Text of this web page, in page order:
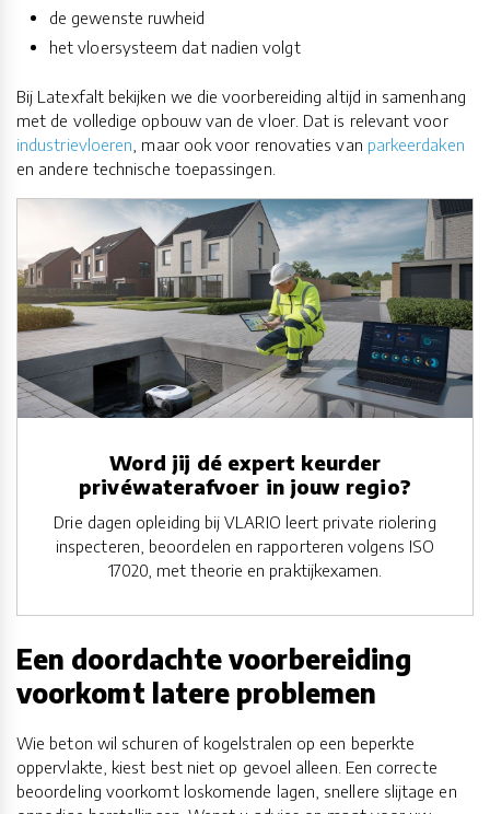
de gewenste ruwheid
het vloersysteem dat nadien volgt
Bij Latexfalt bekijken we die voorbereiding altijd in samenhang
met de volledige opbouw van de vloer. Dat is relevant voor
industrievloeren , maar ook voor renovaties van parkeerdaken
en andere technische toepassingen.
Word jij dé expert keurder
privéwaterafvoer in jouw regio?
Drie dagen opleiding bij VLARIO leert private riolering
inspecteren, beoordelen en rapporteren volgens ISO
17020, met theorie en praktijkexamen.
Een doordachte voorbereiding
voorkomt latere problemen
Wie beton wil schuren of kogelstralen op een beperkte
oppervlakte, kiest best niet op gevoel alleen. Een correcte
beoordeling voorkomt loskomende lagen, snellere slijtage en